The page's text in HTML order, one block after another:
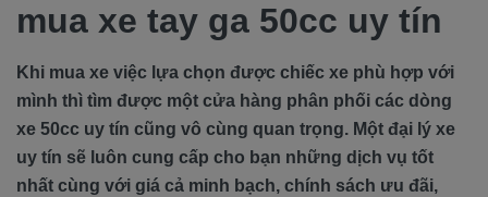
mua xe tay ga 50cc uy tín
Khi mua xe việc lựa chọn được chiếc xe phù hợp với
mình thì tìm được một cửa hàng phân phối các dòng
xe 50cc uy tín cũng vô cùng quan trọng. Một đại lý xe
uy tín sẽ luôn cung cấp cho bạn những dịch vụ tốt
nhất cùng với giá cả minh bạch, chính sách ưu đãi,